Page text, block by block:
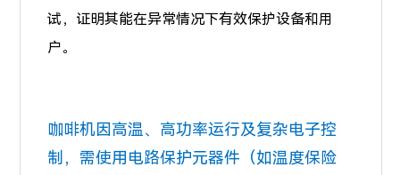
试，证明其能在异常情况下有效保护设备和用
户。
咖啡机因高温、高功率运行及复杂电子控
制，需使用电路保护元器件（如温度保险